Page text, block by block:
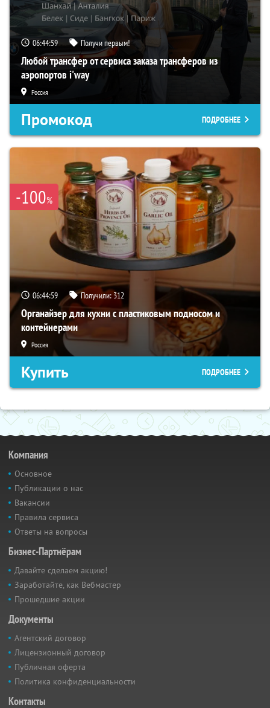
06:44:57 Получи первым!
Любой трансфер от сервиса заказа трансферов из
аэропортов i'way
Россия
Промокод ПОДРОБНЕЕ
-100%
06:44:57 Получили: 312
Органайзер для кухни с пластиковым подносом и
контейнерами
Россия
Купить ПОДРОБНЕЕ
Компания
Основное
Публикации о нас
Вакансии
Правила сервиса
Ответы на вопросы
Бизнес-Партнёрам
Давайте сделаем акцию!
Заработайте, как Вебмастер
Прошедшие акции
Документы
Агентский договор
Лицензионный договор
Публичная оферта
Политика конфиденциальности
Контакты